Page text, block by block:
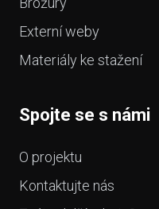
Externí weby
Materiály ke stažení
Spojte se s námi
O projektu
Kontaktujte nás